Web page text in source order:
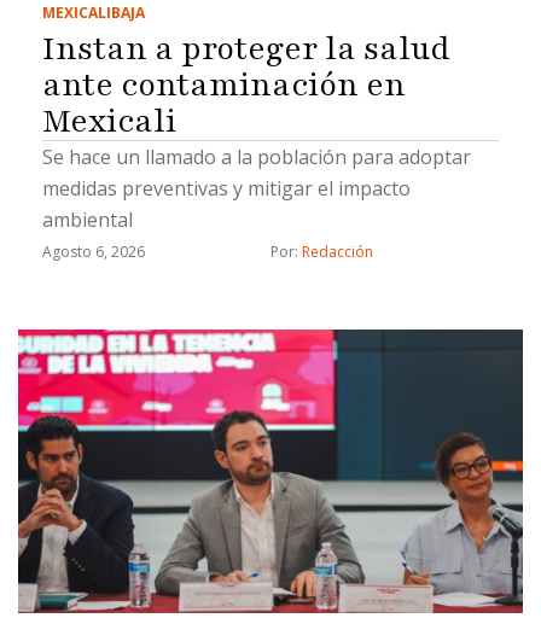
MEXICALIBAJA
Instan a proteger la salud
ante contaminación en
Mexicali
Se hace un llamado a la población para adoptar
medidas preventivas y mitigar el impacto
ambiental
Agosto 6, 2026 Por: Redacción